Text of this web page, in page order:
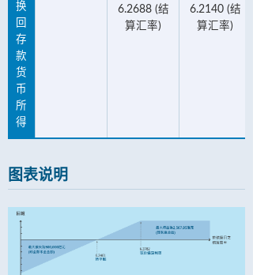
换
回
存
款
货
币
所
得
6.2688 (结
算汇率)
6.2140 (结
算汇率)
图表说明